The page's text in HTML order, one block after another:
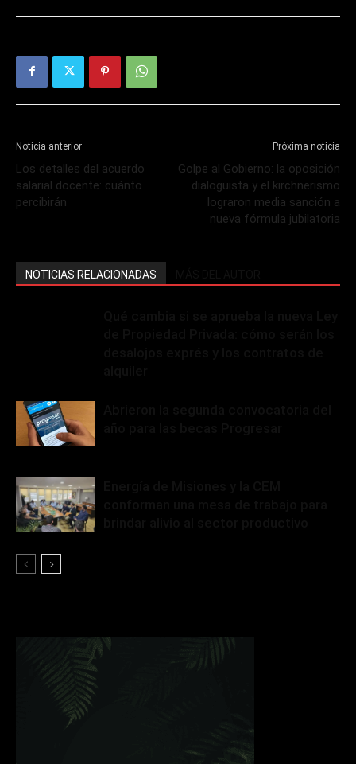
Noticia anterior
Los detalles del acuerdo
salarial docente: cuánto
percibirán
Próxima noticia
Golpe al Gobierno: la oposición
dialoguista y el kirchnerismo
lograron media sanción a
nueva fórmula jubilatoria
NOTICIAS RELACIONADAS